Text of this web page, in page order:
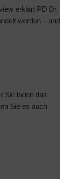
erklärt PD Dr.
werden – und
Sie laden das
Sie es auch